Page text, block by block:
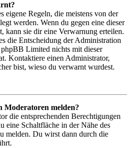
eigene Regeln, die meistens von der
werden. Wenn du gegen eine dieser
kann sie dir eine Verwarnung erteilen.
die Entscheidung der Administration
phpBB Limited nichts mit dieser
Kontaktiere einen Administrator,
bist, wieso du verwarnt wurdest.
Moderatoren melden?
die entsprechenden Berechtigungen
eine Schaltfläche in der Nähe des
melden. Du wirst dann durch die